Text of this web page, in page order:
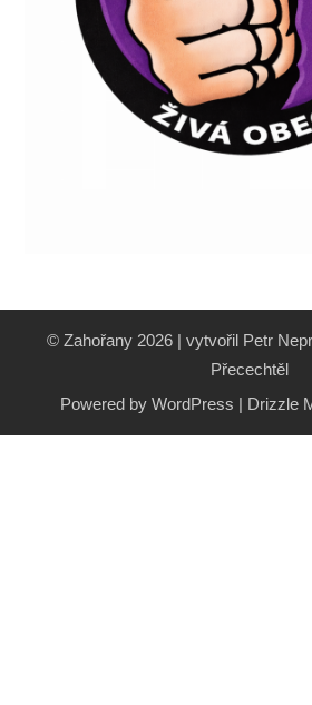
© Zahořany 2026 | vytvořil Petr
Přecechtěl
Powered by WordPress | Drizzle